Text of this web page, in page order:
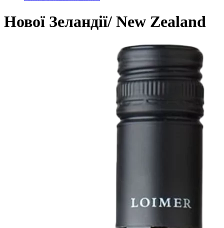
Нової Зеландії/ New Zealand